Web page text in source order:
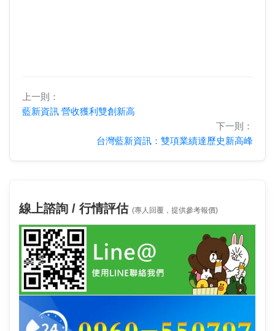
上一則：
藍新資訊 營收獲利雙創新高
下一則：
台灣藍新資訊：雙項業績達歷史新高峰
線上諮詢 / 行情評估 (專人回覆，提供參考報價)